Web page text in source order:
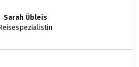
Sarah Übleis